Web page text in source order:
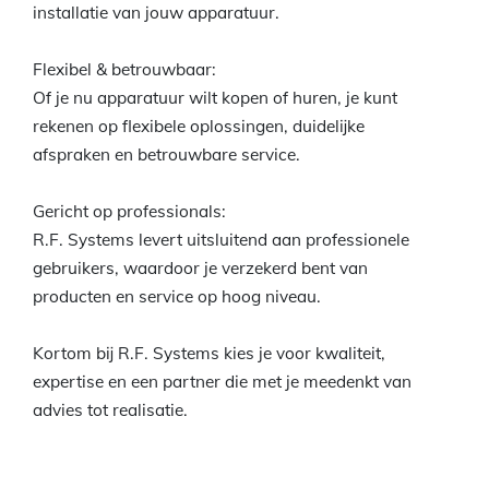
installatie van jouw apparatuur.
Flexibel & betrouwbaar:
Of je nu apparatuur wilt kopen of huren, je kunt
rekenen op flexibele oplossingen, duidelijke
afspraken en betrouwbare service.
Gericht op professionals:
R.F. Systems levert uitsluitend aan professionele
gebruikers, waardoor je verzekerd bent van
producten en service op hoog niveau.
Kortom bij R.F. Systems kies je voor kwaliteit,
expertise en een partner die met je meedenkt van
advies tot realisatie.